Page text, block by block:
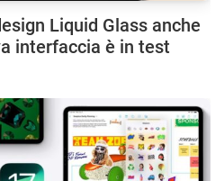
Liquid Glass anche
interfaccia è in test